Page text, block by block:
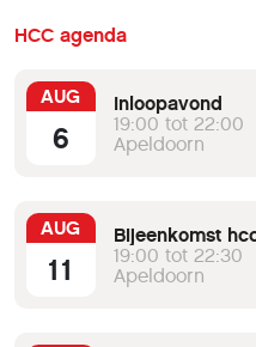
HCC agenda
AUG
6
Inloopavond
19:00 tot 22:00
Apeldoorn
AUG
11
Bijeenkomst
19:00 tot 22:30
Apeldoorn